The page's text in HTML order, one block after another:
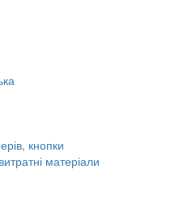
кнопки
матеріали